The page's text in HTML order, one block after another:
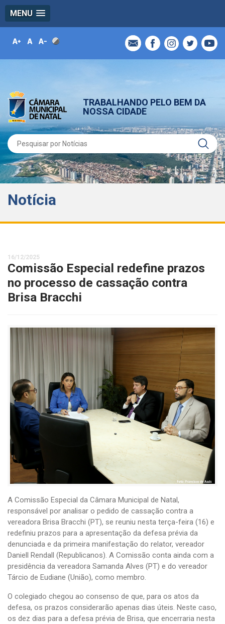
MENU
TRABALHANDO PELO BEM DA
NOSSA CIDADE
Notícia
16/12/2025
Comissão Especial redefine prazos
no processo de cassação contra
Brisa Bracchi
A Comissão Especial da Câmara Municipal de Natal,
responsável por analisar o pedido de cassação contra a
vereadora Brisa Bracchi (PT), se reuniu nesta terça-feira (16) e
redefiniu prazos para a apresentação da defesa prévia da
denunciada e da primeira manifestação do relator, vereador
Daniell Rendall (Republicanos). A Comissão conta ainda com a
presidência da vereadora Samanda Alves (PT) e do vereador
Tárcio de Eudiane (União), como membro.
O colegiado chegou ao consenso de que, para os atos da
defesa, os prazos considerarão apenas dias úteis. Neste caso,
os dez dias para a defesa prévia de Brisa, que encerraria nesta